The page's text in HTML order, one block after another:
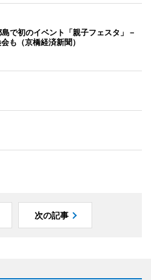
で初のイベント「親子フェスタ」－
も（京橋経済新聞）
次の記事